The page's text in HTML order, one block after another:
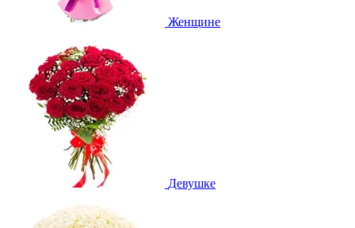
Женщине
Девушке